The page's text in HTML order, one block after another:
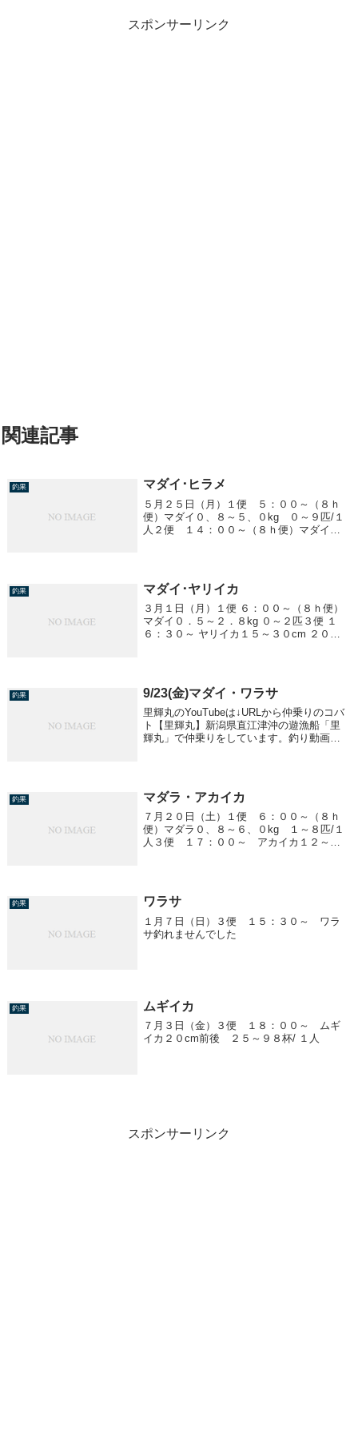
スポンサーリンク
関連記事
釣果 マダイ･ヒラメ
５月２５日（月）１便 ５：００～（８ｈ
便）マダイ０、８～５、０kg ０～９匹/１
人２便 １４：００～（８ｈ便）マダイ
釣果 マダイ･ヤリイカ
３月１日（月）１便 ６：００～（８ｈ便）
マダイ０．５～２．８kg ０～２匹３便 １
６：３０～ ヤリイカ１５～３０cm ２０～
釣果 9/23(金)マダイ・ワラサ
里輝丸のYouTubeは↓URLから仲乗りのコバ
ト【里輝丸】新潟県直江津沖の遊漁船「里
輝丸」で仲乗りをしています。釣り動画を
釣果 マダラ・アカイカ
７月２０日（土）１便 ６：００～（８ｈ
便）マダラ０、８～６、０kg １～８匹/１
人３便 １７：００～ アカイカ１２～３
釣果 ワラサ
１月７日（日）３便 １５：３０～ ワラ
サ釣れませんでした
釣果 ムギイカ
７月３日（金）３便 １８：００～ ムギ
イカ２０cm前後 ２５～９８杯/ １人
スポンサーリンク